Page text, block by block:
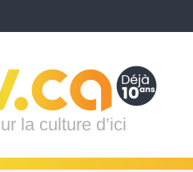
la culture d’ici